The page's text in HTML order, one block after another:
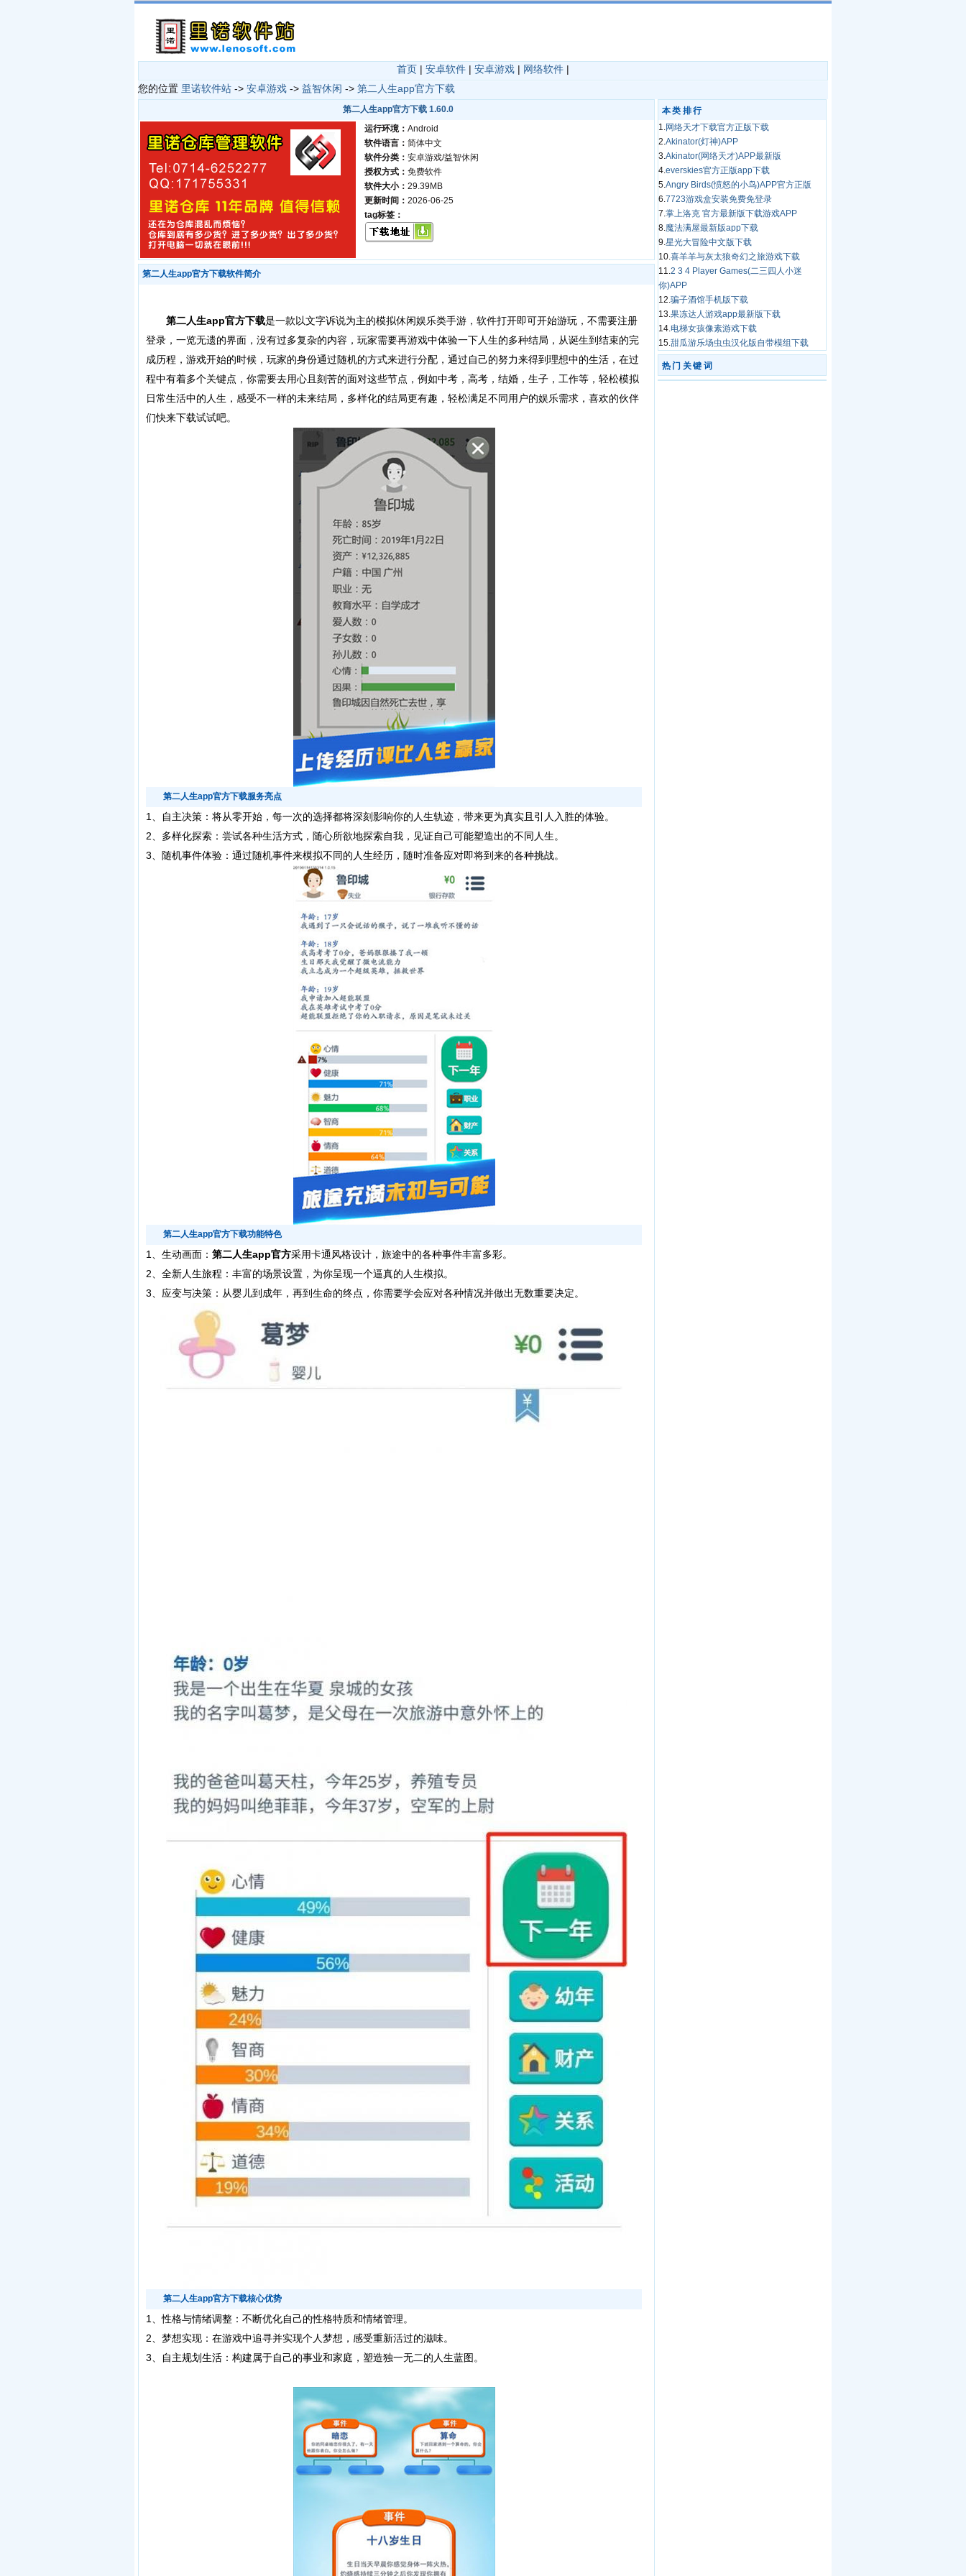
首页 | 安卓软件 | 安卓游戏 | 网络软件 |
您的位置 里诺软件站 -> 安卓游戏 -> 益智休闲 -> 第二人生app官方下载
第二人生app官方下载 1.60.0
运行环境： Android
软件语言： 简体中文
软件分类： 安卓游戏/益智休闲
授权方式： 免费软件
软件大小： 29.39MB
更新时间： 2026-06-25
tag标签：
第二人生app官方下载软件简介
第二人生app官方下载是一款以文字诉说为主的模拟休闲娱乐类手游，软件打开即可开始游玩，不需要注册
登录，一览无遗的界面，没有过多复杂的内容，玩家需要再游戏中体验一下人生的多种结局，从诞生到结束的完
成历程，游戏开始的时候，玩家的身份通过随机的方式来进行分配，通过自己的努力来得到理想中的生活，在过
程中有着多个关键点，你需要去用心且刻苦的面对这些节点，例如中考，高考，结婚，生子，工作等，轻松模拟
日常生活中的人生，感受不一样的未来结局，多样化的结局更有趣，轻松满足不同用户的娱乐需求，喜欢的伙伴
们快来下载试试吧。
第二人生app官方下载服务亮点
1、自主决策：将从零开始，每一次的选择都将深刻影响你的人生轨迹，带来更为真实且引人入胜的体验。
2、多样化探索：尝试各种生活方式，随心所欲地探索自我，见证自己可能塑造出的不同人生。
3、随机事件体验：通过随机事件来模拟不同的人生经历，随时准备应对即将到来的各种挑战。
第二人生app官方下载功能特色
1、生动画面： 第二人生app官方采用卡通风格设计，旅途中的各种事件丰富多彩。
2、全新人生旅程：丰富的场景设置，为你呈现一个逼真的人生模拟。
3、应变与决策：从婴儿到成年，再到生命的终点，你需要学会应对各种情况并做出无数重要决定。
第二人生app官方下载核心优势
1、性格与情绪调整：不断优化自己的性格特质和情绪管理。
2、梦想实现：在游戏中追寻并实现个人梦想，感受重新活过的滋味。
3、自主规划生活：构建属于自己的事业和家庭，塑造独一无二的人生蓝图。
本类排行
1.网络天才下载官方正版下载
2.Akinator(灯神)APP
3.Akinator(网络天才)APP最新版
4.everskies官方正版app下载
5.Angry Birds(愤怒的小鸟)APP官方正版
6.7723游戏盒安装免费免登录
7.掌上洛克 官方最新版下载游戏APP
8.魔法满屋最新版app下载
9.星光大冒险中文版下载
10.喜羊羊与灰太狼奇幻之旅游戏下载
11.2 3 4 Player Games(二三四人小迷
你)APP
12.骗子酒馆手机版下载
13.果冻达人游戏app最新版下载
14.电梯女孩像素游戏下载
15.甜瓜游乐场虫虫汉化版自带模组下载
热门关键词